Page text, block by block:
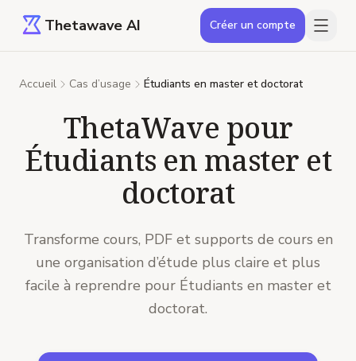
Thetawave AI Créer un compte
Accueil Cas d’usage Étudiants en master et doctorat
ThetaWave pour
Étudiants en master et
doctorat
Transforme cours, PDF et supports de cours en
une organisation d’étude plus claire et plus
facile à reprendre pour Étudiants en master et
doctorat.